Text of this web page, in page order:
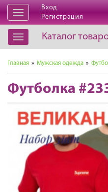
Открыть
навигацию
Вход
Регистрация
Открыть
навигацию
Каталог
Главная » Мужская одежда »
Футболка